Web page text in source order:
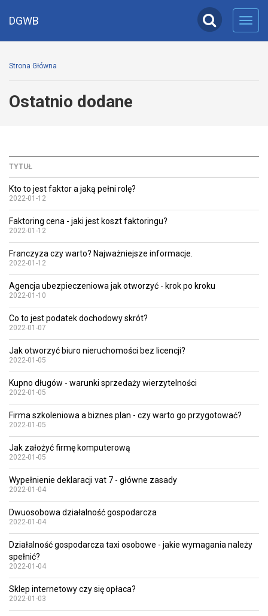
DGWB
Strona Główna
Ostatnio dodane
TYTUŁ
Kto to jest faktor a jaką pełni rolę?
2022-01-12
Faktoring cena - jaki jest koszt faktoringu?
2022-01-12
Franczyza czy warto? Najważniejsze informacje.
2022-01-12
Agencja ubezpieczeniowa jak otworzyć - krok po kroku
2022-01-10
Co to jest podatek dochodowy skrót?
2022-01-07
Jak otworzyć biuro nieruchomości bez licencji?
2022-01-05
Kupno długów - warunki sprzedaży wierzytelności
2022-01-05
Firma szkoleniowa a biznes plan - czy warto go przygotować?
2022-01-05
Jak założyć firmę komputerową
2022-01-05
Wypełnienie deklaracji vat 7 - główne zasady
2022-01-04
Dwuosobowa działalność gospodarcza
2022-01-04
Działalność gospodarcza taxi osobowe - jakie wymagania należy
spełnić?
2022-01-04
Sklep internetowy czy się opłaca?
2022-01-03